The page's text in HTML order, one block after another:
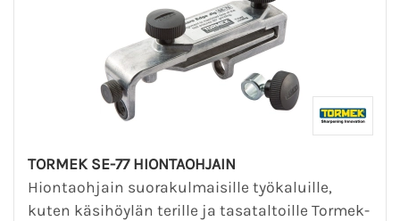
TORMEK SE-77 HIONTAOHJAIN
Hiontaohjain suorakulmaisille työkaluille,
kuten käsihöylän terille ja tasataltoille Tormek-